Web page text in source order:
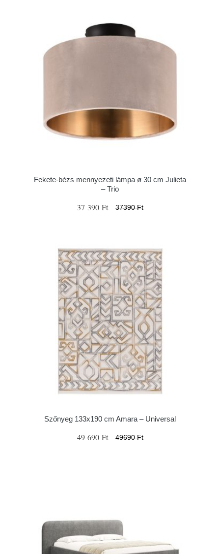
Fekete-bézs mennyezeti lámpa ø 30 cm Julieta
– Trio
37 390 Ft 37390 Ft
Szőnyeg 133x190 cm Amara – Universal
49 690 Ft 49690 Ft